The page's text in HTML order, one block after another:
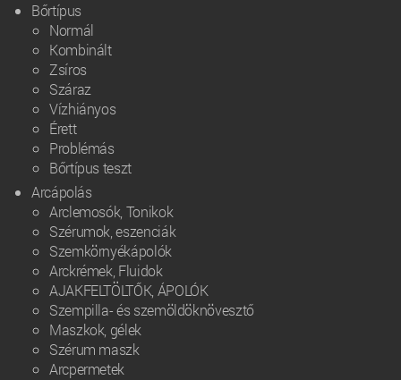
Bőrtípus
Normál
Kombinált
Zsíros
Száraz
Vízhiányos
Érett
Problémás
Bőrtípus teszt
Arcápolás
Arclemosók, Tonikok
Szérumok, eszenciák
Szemkörnyékápolók
Arckrémek, Fluidok
AJAKFELTÖLTŐK, ÁPOLÓK
Szempilla- és szemöldöknövesztő
Maszkok, gélek
Szérum maszk
Arcpermetek